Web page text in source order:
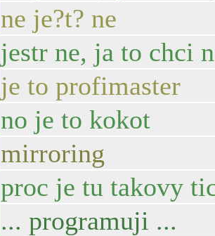
ne je?t? ne
jestr ne, ja to chci
je to profimaster
no je to kokot
mirroring
proc je tu takovy
... programuji ...